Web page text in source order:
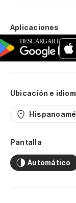
Aplicaciones
Ubicación e
Pantalla
Automático